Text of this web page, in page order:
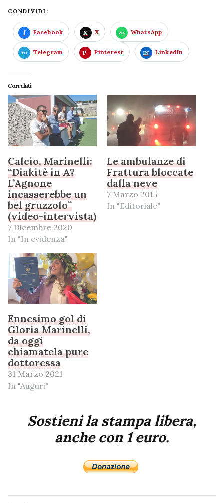
CONDIVIDI:
Facebook X WhatsApp
Telegram Pinterest LinkedIn
Correlati
Calcio, Marinelli:
“Diakitè in A?
L’Agnone
incasserebbe un
bel gruzzolo”
(video-intervista)
7 Dicembre 2020
In "In evidenza"
Le ambulanze di
Frattura bloccate
dalla neve
7 Marzo 2015
In "Editoriale"
Ennesimo gol di
Gloria Marinelli,
da oggi
chiamatela pure
dottoressa
31 Marzo 2021
In "Auguri"
Sostieni la stampa libera,
anche con 1 euro.